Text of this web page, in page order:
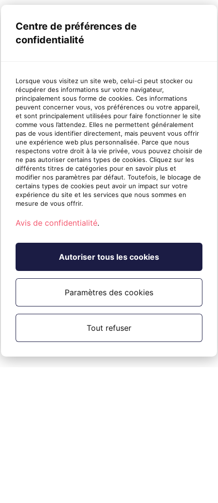
L’utilisation des licences est mesurée le
date détermine le volume de licences facturables
pour cette période.
📌 Toutefois, la facturation ne descendrajamais en
dessous de 20 licences, même si vous en utilisez
moins.
Essai gratuit
Licence d'utilisation interne (LUI)
Les licences LUI ne sont pas disponibles, mais vous
pouvez consulter les démos gratuites
Centre de préférences de
confidentialité
Lorsque vous visitez un site web, celui-ci peut stocker ou
récupérer des informations sur votre navigateur,
principalement sous forme de cookies. Ces informations
peuvent concerner vous, vos préférences ou votre appareil,
et sont principalement utilisées pour faire fonctionner le site
comme vous l’attendez. Elles ne permettent généralement
pas de vous identifier directement, mais peuvent vous offrir
une expérience web plus personnalisée. Parce que nous
respectons votre droit à la vie privée, vous pouvez choisir de
ne pas autoriser certains types de cookies. Cliquez sur les
différents titres de catégories pour en savoir plus et
modifier nos paramètres par défaut. Toutefois, le blocage de
certains types de cookies peut avoir un impact sur votre
expérience du site et les services que nous sommes en
mesure de vous offrir.
Avis de confidentialité.
Autoriser tous les cookies
Paramètres des cookies
Tout refuser